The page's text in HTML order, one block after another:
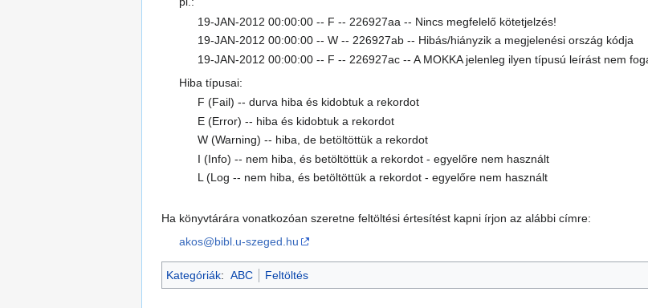
19-JAN-2012 00:00:00 -- F -- 226927aa -- Nincs megfelelő kötetjelzés!
19-JAN-2012 00:00:00 -- W -- 226927ab -- Hibás/hiányzik a megjelenési ország kódja
19-JAN-2012 00:00:00 -- F -- 226927ac -- A MOKKA jelenleg ilyen típusú leírást nem
Hiba típusai:
F (Fail) -- durva hiba és kidobtuk a rekordot
E (Error) -- hiba és kidobtuk a rekordot
W (Warning) -- hiba, de betöltöttük a rekordot
I (Info) -- nem hiba, és betöltöttük a rekordot - egyelőre nem használt
L (Log -- nem hiba, és betöltöttük a rekordot - egyelőre nem használt
Ha könyvtárára vonatkozóan szeretne feltöltési értesítést kapni írjon az alábbi címre:
akos@bibl.u-szeged.hu
Kategóriák: ABC Feltöltés